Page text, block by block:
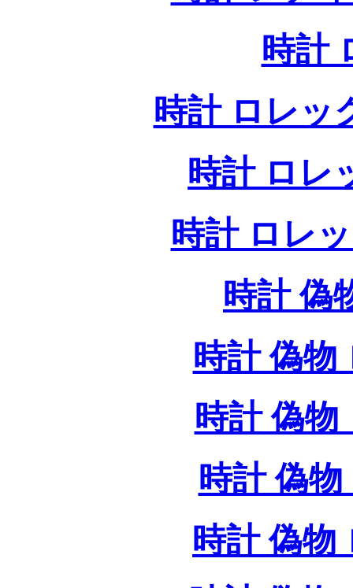
時計
時計 ロレッ
時計 ロレ
時計 ロレ
時計 偽
時計 偽物
時計 偽物
時計 偽
時計 偽物